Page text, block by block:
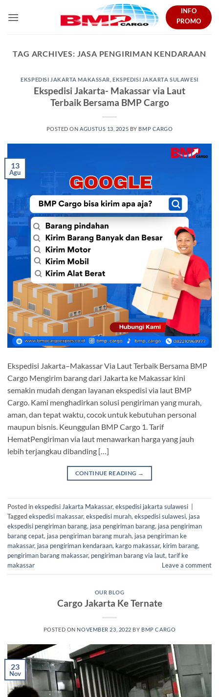
INFO
PROMO
TAG ARCHIVES: JASA PENGIRIMAN KENDARAAN
EKSPEDISI JAKARTA MAKASSAR ,EKSPEDISI JAKARTA SULAWESI
Ekspedisi Jakarta- Makassar via Laut
Terbaik Bersama BMP Cargo
POSTED ON AGUSTUS 13, 2025 BY BMP CARGO
13
Agu
Ekspedisi Jakarta–Makassar Via Laut Terbaik Bersama BMP
Cargo Mengirim barang dari Jakarta ke Makassar kini
semakin mudah dengan layanan ekspedisi via laut BMP
Cargo. Kami menghadirkan solusi pengiriman yang murah,
aman, dan tepat waktu, cocok untuk kebutuhan personal
maupun bisnis. Keunggulan BMP Cargo 1. Tarif
HematPengiriman via laut menawarkan harga yang jauh
lebih terjangkau dibanding […]
CONTINUE READING →
Posted inekspedisi Jakarta Makassar, ekspedisi jakarta sulawesi
Taggedekspedisi makassar, ekspedisi murah, ekspedisi sulawesi, jasa
ekspedisi pengiriman barang, jasa pengiriman barang, jasa pengiriman
barang cepat, jasa pengiriman barang murah, jasa pengiriman ke
makassar, jasa pengiriman kendaraan, kargo makassar, kirim barang,
pengiriman barang makassar, pengiriman barang via laut, tarif ke
makassar
Leave a comment
OUR BLOG
Cargo Jakarta Ke Ternate
POSTED ON NOVEMBER 23, 2022 BY BMP CARGO
23
Nov